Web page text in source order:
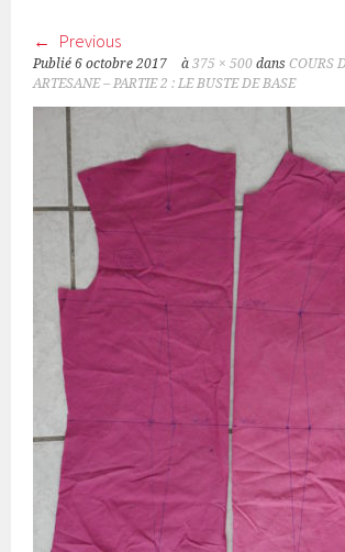
Previous
Publié6 octobre 2017 à375 × 500 dansCOURS
ARTESANE – PARTIE 2 : LE BUSTE DE BASE